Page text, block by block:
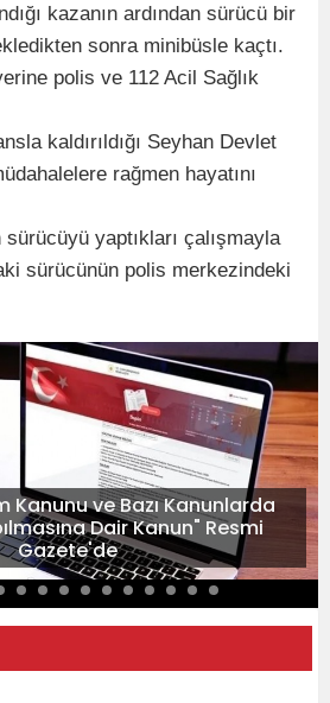
kazanın ardından sürücü bir
sonra minibüsle kaçtı.
polis ve 112 Acil Sağlık
kaldırıldığı Seyhan Devlet
rağmen hayatını
yaptıkları çalışmayla
sürücünün polis merkezindeki
Kanunu ve Bazı Kanunlarda
Dair Kanun" Resmi
Gazete'de